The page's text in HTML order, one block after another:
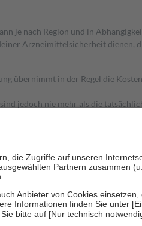
je nach Region und in
Arzneimittelsicherheit dienen,
übernimmt in der Regel die
sind jedoch nie mehr als die
an bei: